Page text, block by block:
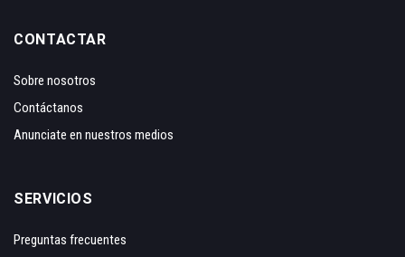
CONTACTAR
Sobre nosotros
Contáctanos
Anunciate en nuestros medios
SERVICIOS
Preguntas frecuentes